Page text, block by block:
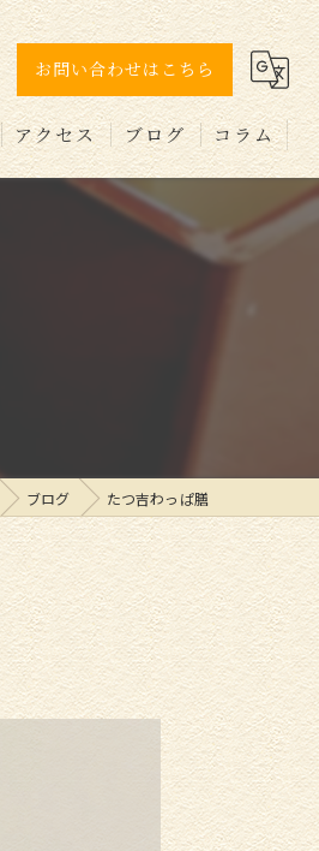
お問い合わせはこちら
アクセス ブログ コラム
ブログ たつ吉わっぱ膳